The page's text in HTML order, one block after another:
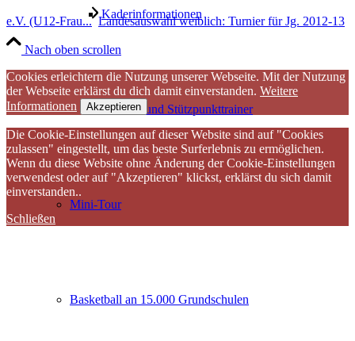
Kaderinformationen
Landes- und Stützpunkttrainer
Mini-Tour
Basketball an 15.000 Grundschulen
e.V. (U12-Frau... Landesauswahl weiblich: Turnier für Jg. 2012-13
Nach oben scrollen
Cookies erleichtern die Nutzung unserer Webseite. Mit der Nutzung
der Webseite erklärst du dich damit einverstanden. Weitere
Informationen
Akzeptieren
Die Cookie-Einstellungen auf dieser Website sind auf "Cookies
zulassen" eingestellt, um das beste Surferlebnis zu ermöglichen.
Wenn du diese Website ohne Änderung der Cookie-Einstellungen
verwendest oder auf "Akzeptieren" klickst, erklärst du sich damit
einverstanden..
Schließen